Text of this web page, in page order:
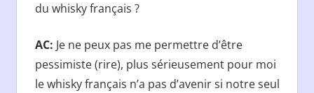
du whisky français ?
AC: Je ne peux pas me permettre d’être
pessimiste (rire), plus sérieusement pour moi
le whisky français n’a pas d’avenir si notre seul